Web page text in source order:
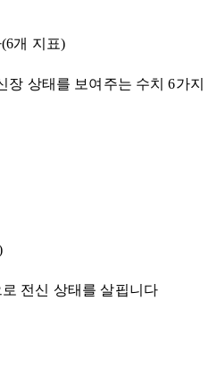
개 지표)
장 상태를 보여주는 수치 6가지
로 전신 상태를 살핍니다